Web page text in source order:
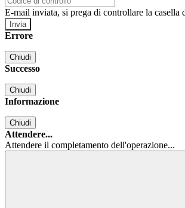
E-mail inviata, si prega di controllare la casella
Errore
Chiudi
Successo
Chiudi
Informazione
Chiudi
Attendere...
Attendere il completamento dell'operazione...